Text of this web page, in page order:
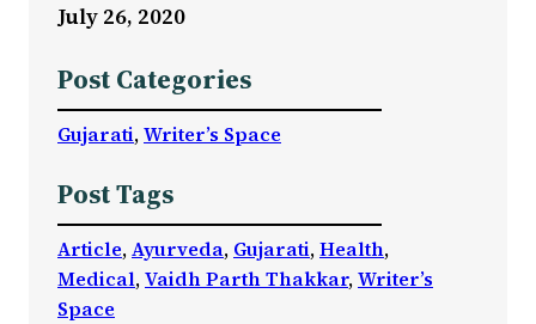
July 26, 2020
Post Categories
Gujarati, Writer’s Space
Post Tags
Article, Ayurveda, Gujarati, Health
Medical, Vaidh Parth Thakkar, Writer’s
Space